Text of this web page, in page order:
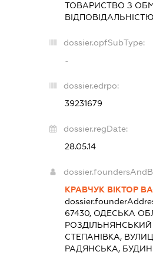
ТОВАРИСТВО З
dossier.opfSubType:
-
dossier.edrpo:
39231679
dossier.regDate:
28.05.14
КРАВЧУК ВІКТОР
67430, ОДЕСЬКА
СТЕПАНІВКА,
РАДЯНСЬКА,